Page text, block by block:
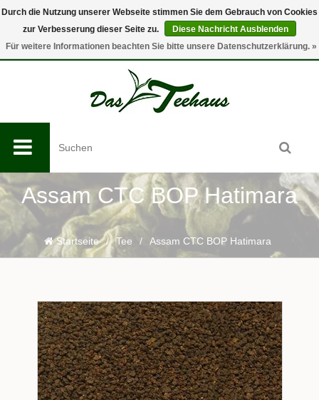
0
Assam CTC BOP Hatimara
Startseite / Tee / Assam CTC BOP Hatimara
Durch die Nutzung unserer Webseite stimmen Sie dem Gebrauch von Cookies
zur Verbesserung dieser Seite zu.
Diese Nachricht Ausblenden
Für weitere Informationen beachten Sie bitte unsere Datenschutzerklärung. »